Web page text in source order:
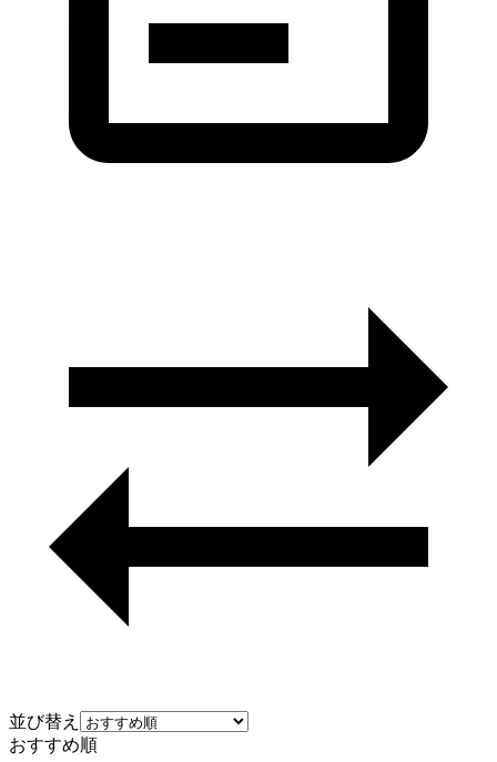
並び替え
おすすめ順